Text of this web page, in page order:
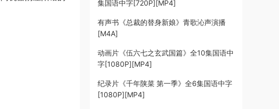
集国语中字[720P][MP4]
有声书《总裁的替身新娘》青歌沁声演播
[M4A]
动画片《伍六七之玄武国篇》全10集国语中
字[1080P][MP4]
纪录片《千年陕菜 第一季》全6集国语中字
[1080P][MP4]